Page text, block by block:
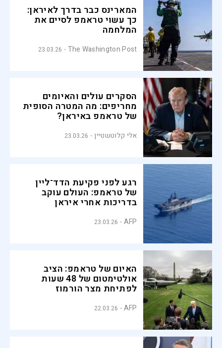
המארינס כבר בדרך לאיראן:
כך עשוי טראמפ לסיים את
המלחמה
The Washington Post
23.03.26
הסקרים עולים והאיומים
מחריפים: מה המטרה הסופית
של טראמפ באיראן?
אלי קלוטשטיין 23.03.26
רגע לפני פקיעת הדד־ליין
של טראמפ: העולם עוקב
בדריכות אחרי איראן
AFP
23.03.26
האיום של טראמפ: הציב
אולטימטום של 48 שעות
לפתיחת מצר הורמוז
AFP
22.03.26